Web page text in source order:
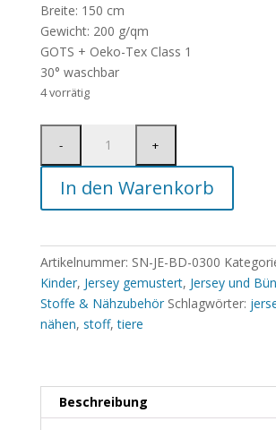
Breite: 150 cm
Gewicht: 200 g/qm
GOTS + Oeko-Tex Class 1
30° waschbar
4 vorrätig
In den Warenkorb
Artikelnummer: SN-JE-BD-0300
Kinder, Jersey gemustert, Jersey und
Stoffe & Nähzubehör Schlagwörter:
nähen, stoff,tiere
Beschreibung